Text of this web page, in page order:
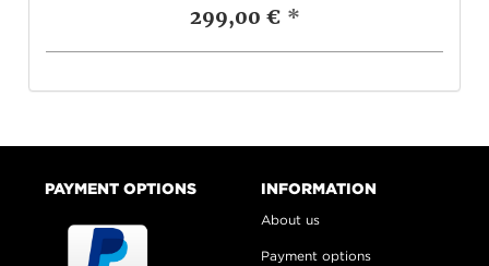
299,00 € *
PAYMENT OPTIONS INFORMATION
About us
Payment options